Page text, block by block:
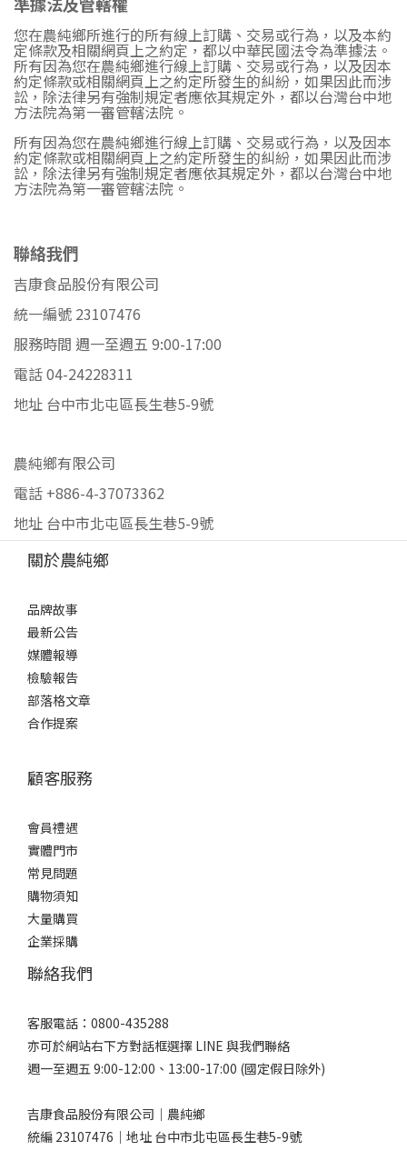
您在農純鄉所進行的所有線上訂購、交易或行為，以及本約
定條款及相關網頁上之約定，都以中華民國法令為準據法。
所有因為您在農純鄉進行線上訂購、交易或行為，以及因本
約定條款或相關網頁上之約定所發生的糾紛，如果因此而涉
訟，除法律另有強制規定者應依其規定外，都以台灣台中地
方法院為第一審管轄法院。
所有因為您在農純鄉進行線上訂購、交易或行為，以及因本
約定條款或相關網頁上之約定所發生的糾紛，如果因此而涉
訟，除法律另有強制規定者應依其規定外，都以台灣台中地
方法院為第一審管轄法院。
聯絡我們
吉康食品股份有限公司
統一編號 23107476
服務時間 週一至週五 9:00-17:00
電話 04-24228311
地址 台中市北屯區長生巷5-9號
農純鄉有限公司
電話 +886-4-37073362
地址 台中市北屯區長生巷5-9號
關於農純鄉
品牌故事
最新公告
媒體報導
檢驗報告
部落格文章
合作提案
顧客服務
會員禮遇
實體門市
常見問題
購物須知
大量購買
企業採購
聯絡我們
客服電話：0800-435288
亦可於網站右下方對話框選擇 LINE 與我們聯絡
週一至週五 9:00-12:00、13:00-17:00 (國定假日除外)
吉康食品股份有限公司｜農純鄉
統編 23107476｜地址 台中市北屯區長生巷5-9號